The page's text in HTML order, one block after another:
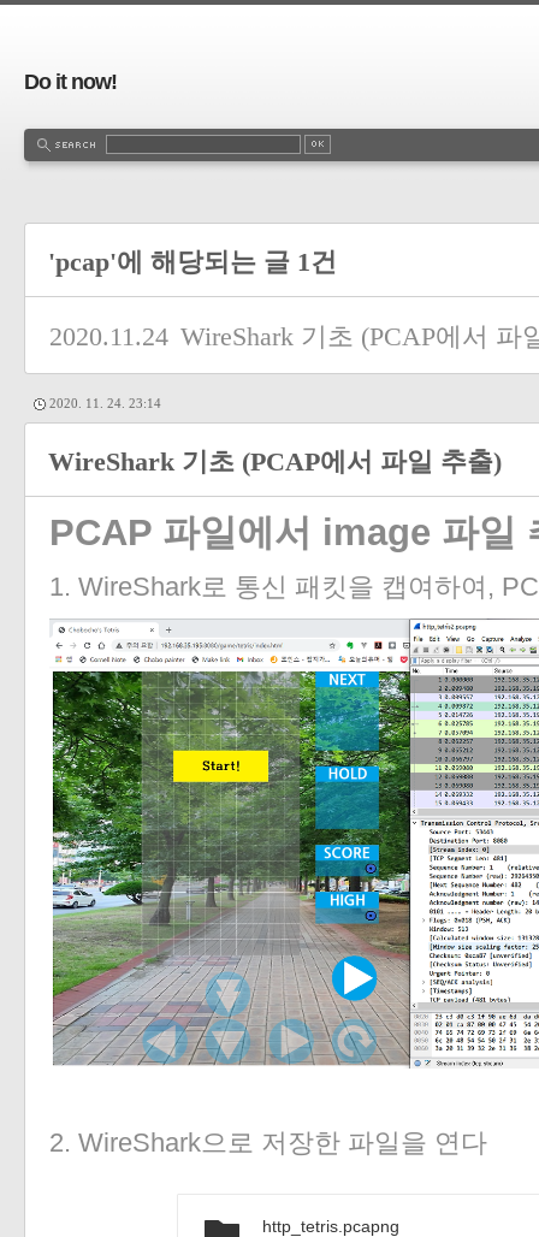
Do it now!
'pcap'에 해당되는 글 1건
2020.11.24 WireShark 기초 (PCAP에서 파
2020. 11. 24. 23:14
WireShark 기초 (PCAP에서 파일 추출)
PCAP 파일에서 image 파일
1. WireShark로 통신 패킷을 캡여하여,
2. WireShark으로 저장한 파일을 연다
http_tetris.pcapng